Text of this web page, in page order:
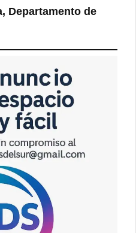
Departamento de